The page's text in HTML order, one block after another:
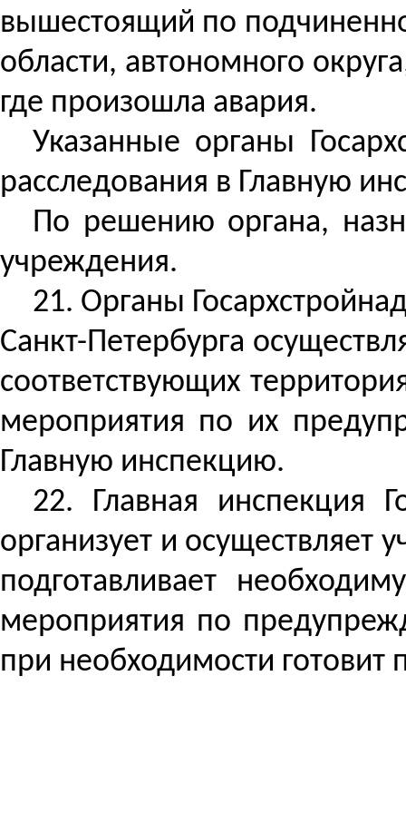
вышестоящий по
области, автономного
где произошла авария.
Указанные органы
расследования в Главную
По решению органа,
учреждения.
21. Органы
Санкт-Петербурга
соответствующих
мероприятия по их
Главную инспекцию.
22. Главная инспекция
организует и осуществляет
подготавливает
мероприятия по
при необходимости